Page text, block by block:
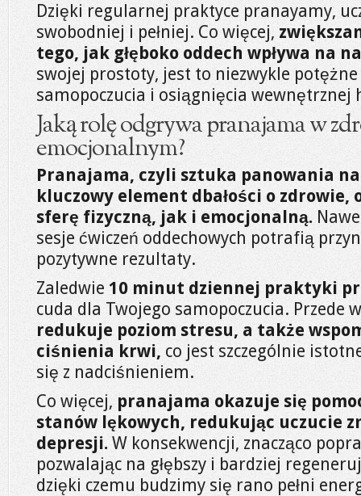
Dzięki regularnej praktyce pranayamy,
swobodniej i pełniej. Co więcej,
tego, jak głęboko oddech wpływa na
swojej prostoty, jest to niezwykle
samopoczucia i osiągnięcia wewnętrznej
Jaką rolę odgrywa pranajama w
emocjonalnym?
Pranajama, czyli sztuka panowania
kluczowy element dbałości o zdrowie,
sferę fizyczną, jak i emocjonalną.
sesje ćwiczeń oddechowych potrafią
pozytywne rezultaty.
Zaledwie 10 minut dziennej praktyki
cuda dla Twojego samopoczucia. Przede
redukuje poziom stresu, a także
ciśnienia krwi, co jest szczególnie
się z nadciśnieniem.
Co więcej, pranajama okazuje się
stanów lękowych, redukując uczucie
depresji. W konsekwencji, znacząco
pozwalając na głębszy i bardziej
dzięki czemu budzimy się rano pełni